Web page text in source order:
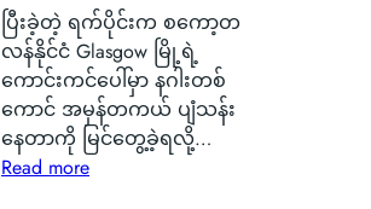
ပြီးခဲ့တဲ့ ရက်ပိုင်းက စကော့တ
လန်နိုင်ငံ Glasgow မြို့ရဲ့
ကောင်းကင်ပေါ်မှာ နဂါးတစ်
ကောင် အမှန်တကယ် ပျံသန်း
နေတာကို မြင်တွေ့ခဲ့ရလို့…
Read more: